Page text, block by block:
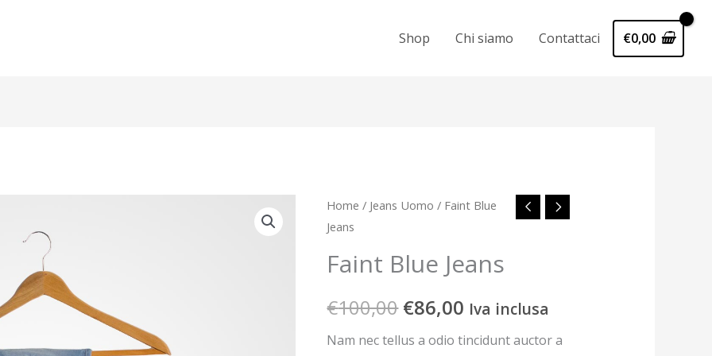
Shop Chi siamo Contattaci €0,00
Home / Jeans Uomo / Faint Blue
Jeans
Faint Blue Jeans
€100,00
Il
originale
era:
€86,00
Il
attuale
è:
Iva inclusa
Nam nec tellus a odio tincidunt auctor a
Faint
Blue
Jeans
quantità